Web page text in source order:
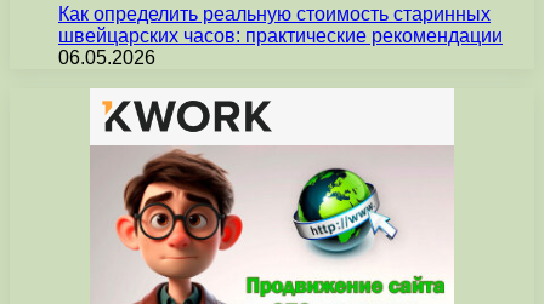
Как определить реальную стоимость старинных
швейцарских часов: практические рекомендации
06.05.2026